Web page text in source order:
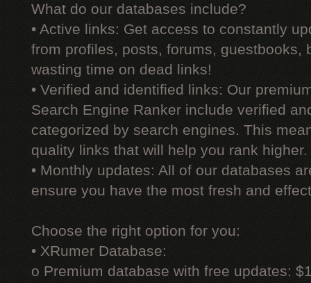
What do our databases include?
• Active links: Get access to constantly
from profiles, posts, forums, guestbooks,
wasting time on dead links!
• Verified and identified links: Our
Search Engine Ranker include verified
categorized by search engines. This
quality links that will help you rank higher.
• Monthly updates: All of our databases
ensure you have the most fresh and
Choose the right option for you:
• XRumer Database:
o Premium database with free updates: